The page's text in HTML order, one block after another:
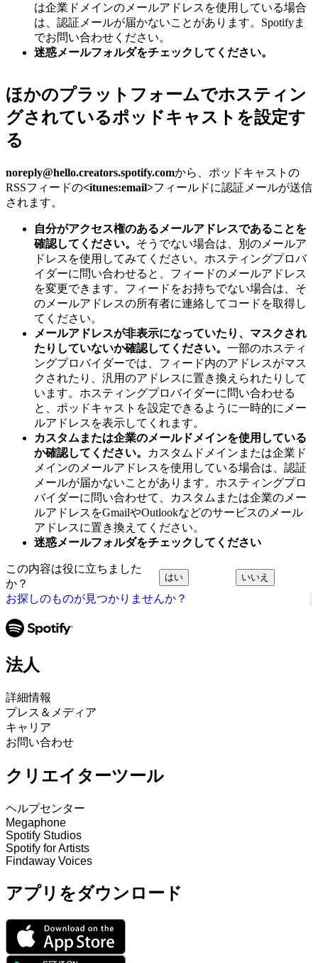
お探しのものが見つかりませんか？
は企業ドメインのメールアドレスを使用している場合
は、認証メールが届かないことがあります。Spotifyま
でお問い合わせください。
迷惑メールフォルダをチェックしてください。
ほかのプラットフォームでホスティン
グされているポッドキャストを設定す
る
noreply@hello.creators.spotify.comから、ポッドキャストの
RSSフィードの<itunes:email>フィールドに認証メールが送信
されます。
自分がアクセス権のあるメールアドレスであることを
確認してください。 そうでない場合は、別のメールア
ドレスを使用してみてください。ホスティングプロバ
イダーに問い合わせると、フィードのメールアドレス
を変更できます。フィードをお持ちでない場合は、そ
のメールアドレスの所有者に連絡してコードを取得し
てください。
メールアドレスが非表示になっていたり、マスクされ
たりしていないか確認してください。 一部のホスティ
ングプロバイダーでは、フィード内のアドレスがマス
クされたり、汎用のアドレスに置き換えられたりして
います。ホスティングプロバイダーに問い合わせる
と、ポッドキャストを設定できるように一時的にメー
ルアドレスを表示してくれます。
カスタムまたは企業のメールドメインを使用している
か確認してください。
カスタムドメインまたは企業ド
メインのメールアドレスを使用している場合は、認証
メールが届かないことがあります。ホスティングプロ
バイダーに問い合わせて、カスタムまたは企業のメー
ルアドレスをGmailやOutlookなどのサービスのメール
アドレスに置き換えてください。
迷惑メールフォルダをチェックしてください
この内容は役に立ちました
か？
はい いいえ
法人
詳細情報
プレス＆メディア
キャリア
お問い合わせ
クリエイターツール
ヘルプセンター
Megaphone
Spotify Studios
Spotify for Artists
Findaway Voices
アプリをダウンロード